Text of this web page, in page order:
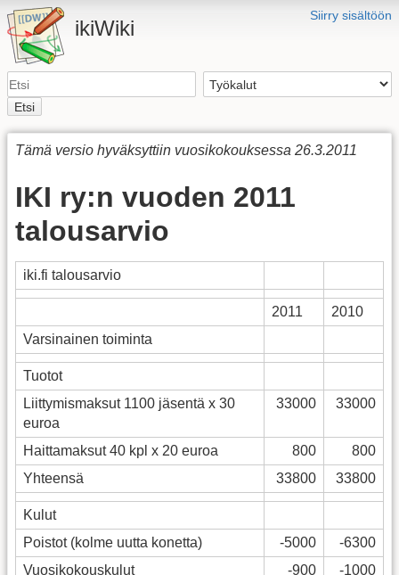
Siirry sisältöön
ikiWiki
Etsi
Tämä versio hyväksyttiin vuosikokouksessa 26.3.2011
IKI ry:n vuoden 2011
talousarvio
iki.fi talousarvio
2011
2010
Varsinainen toiminta
Tuotot
Liittymismaksut 1100 jäsentä x 30
euroa
33000 33000
Haittamaksut 40 kpl x 20 euroa 800
800
Yhteensä
33800 33800
Kulut
Poistot (kolme uutta konetta)
-5000
-6300
Vuosikokouskulut
-900
-1000